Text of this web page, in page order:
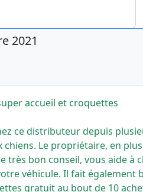
2021
accueil et croquettes
ce distributeur depuis
chiens. Le propriétaire, en
très bon conseil, vous aide à
véhicule. Il fait également
gratuit au bout de 10